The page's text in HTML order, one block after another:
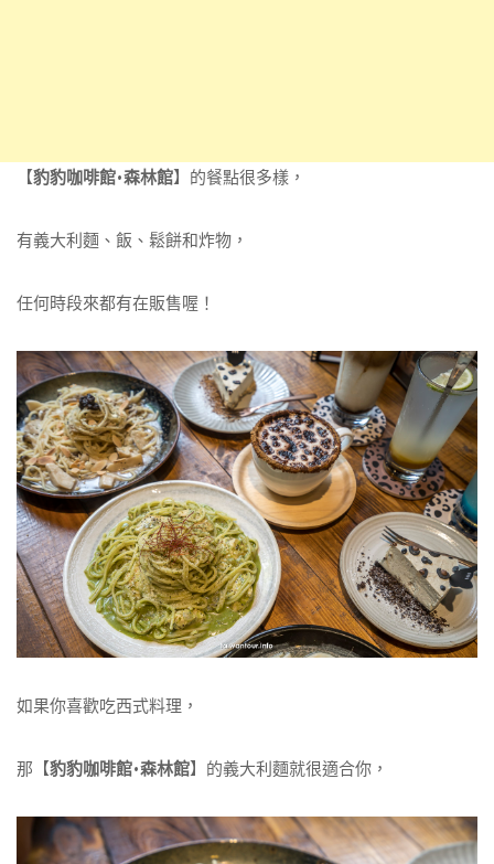
【豹豹咖啡館•森林館】的餐點很多樣，
有義大利麵、飯、鬆餅和炸物，
任何時段來都有在販售喔！
如果你喜歡吃西式料理，
那【豹豹咖啡館•森林館】的義大利麵就很適合你，